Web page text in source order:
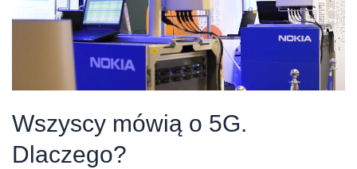
Wszyscy mówią o 5G.
Dlaczego?